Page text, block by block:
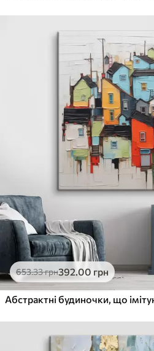
653.33грн392.00 грн